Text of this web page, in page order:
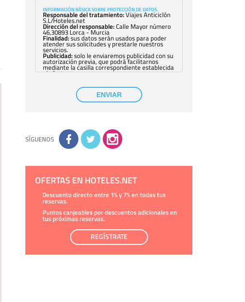
INFORMACIÓN BÁSICA SOBRE PROTECCIÓN DE DATOS
Responsable del tratamiento:Viajes Anticiclón
S.L/Hoteles.net
Dirección del responsable:Calle Mayor número
46,30893 Lorca - Murcia
Finalidad:sus datos serán usados para poder
atender sus solicitudes y prestarle nuestros
servicios.
Publicidad:solo le enviaremos publicidad con su
autorización previa, que podrá facilitarnos
mediante la casilla correspondiente establecida
al efecto.
con su consentimiento previo, que podrá
facilitarnos mediante la casilla correspondiente
establecida al efecto.
Destinatarios:con carácter general, sólo el
Derechos:tiene derecho a saber qué
información tenemos sobre usted, corregirla y
eliminarla, tal y como se explica en la
información adicional disponible en nuestra
la información adicional y detallada sobre cómo
ENVIAR
SÍGUENOS
OFERTAS EN HOTELES.NET
Descuento directo entre 1% y 7% en todas tus
reservas.
Puntos canjeables por descuentos adicionales en
tus próximas reservas.
REGÍSTRATE